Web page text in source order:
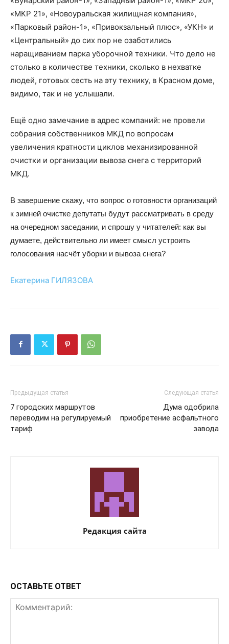
«МКР 21», «Новоуральская жилищная компания»,
«Парковый район-1», «Привокзальный плюс», «УКН» и
«Центральный» до сих пор не озаботились
наращиванием парка уборочной техники. Что дело не
столько в количестве техники, сколько в нехватке
людей, готовых сесть на эту технику, в Красном доме,
видимо, так и не услышали.
Ещё одно замечание в адрес компаний: не провели
собрания собственников МКД по вопросам
увеличения кратности циклов механизированной
очистки и организации вывоза снега с территорий
МКД.
В завершение скажу, что вопрос о готовности организаций
к зимней очистке депутаты будут рассматривать в среду
на очередном заседании, и спрошу у читателей: как вы
думаете, действительно ли имеет смысл устроить
голосования насчёт уборки и вывоза снега?
Екатерина ГИЛЯЗОВА
Предыдущая статья
7 городских маршрутов
переводим на регулируемый
тариф
Следующая статья
Дума одобрила
приобретение асфальтного
завода
Редакция сайта
ОСТАВЬТЕ ОТВЕТ